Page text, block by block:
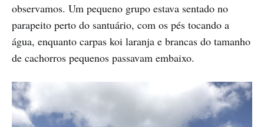
observamos. Um pequeno grupo estava sentado no
parapeito perto do santuário, com os pés tocando a
água, enquanto carpas koi laranja e brancas do tamanho
de cachorros pequenos passavam embaixo.